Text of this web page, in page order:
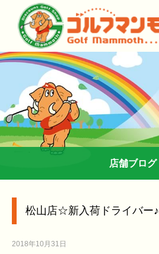
店舗ブログ
松山店☆新入荷ドライバー♪
2018年10月31日